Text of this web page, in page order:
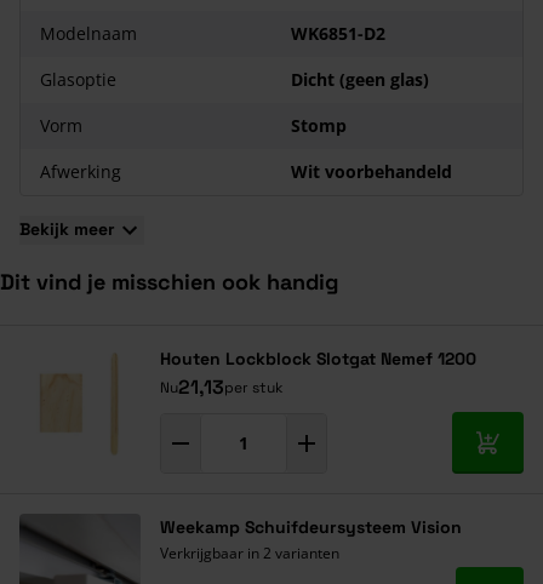
Modelnaam
WK6851-D2
Glasoptie
Dicht (geen glas)
Vorm
Stomp
Afwerking
Wit voorbehandeld
Bekijk meer
Dit vind je misschien ook handig
Houten Lockblock Slotgat Nemef 1200
Nu21,13per stuk
In
Weekamp Schuifdeursysteem Vision
Verkrijgbaar in 2 varianten